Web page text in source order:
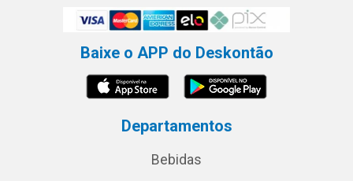
Baixe o APP do Deskontão
Departamentos
Bebidas